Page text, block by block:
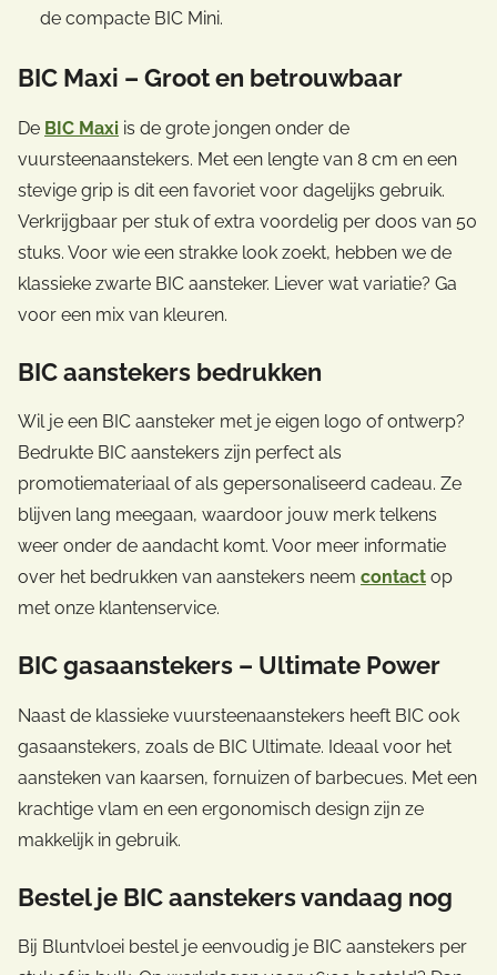
de compacte BIC Mini.
BIC Maxi – Groot en betrouwbaar
De BIC Maxi is de grote jongen onder de
vuursteenaanstekers. Met een lengte van 8 cm en een
stevige grip is dit een favoriet voor dagelijks gebruik.
Verkrijgbaar per stuk of extra voordelig per doos van 50
stuks. Voor wie een strakke look zoekt, hebben we de
klassieke zwarte BIC aansteker. Liever wat variatie? Ga
voor een mix van kleuren.
BIC aanstekers bedrukken
Wil je een BIC aansteker met je eigen logo of ontwerp?
Bedrukte BIC aanstekers zijn perfect als
promotiemateriaal of als gepersonaliseerd cadeau. Ze
blijven lang meegaan, waardoor jouw merk telkens
weer onder de aandacht komt. Voor meer informatie
over het bedrukken van aanstekers neem contact op
met onze klantenservice.
BIC gasaanstekers – Ultimate Power
Naast de klassieke vuursteenaanstekers heeft BIC ook
gasaanstekers, zoals de BIC Ultimate. Ideaal voor het
aansteken van kaarsen, fornuizen of barbecues. Met een
krachtige vlam en een ergonomisch design zijn ze
makkelijk in gebruik.
Bestel je BIC aanstekers vandaag nog
Bij Bluntvloei bestel je eenvoudig je BIC aanstekers per